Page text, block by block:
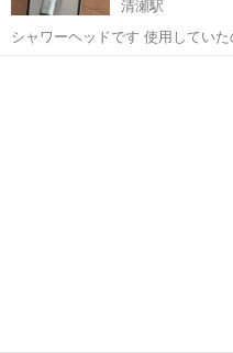
清瀬駅
シャワーヘッドです 使用してい
自宅まで取りに来ていただける方